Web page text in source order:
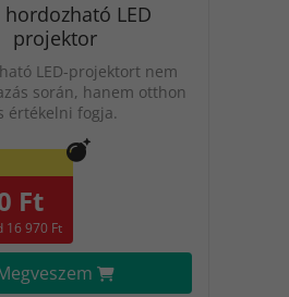
LED
projektor
LED-projektort nem
során, hanem otthon
értékelni fogja.
Ft
16 970 Ft